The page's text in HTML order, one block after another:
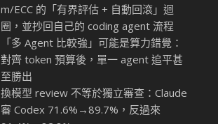
m/ECC 的「有界評估 + 自動回滾」迴
圈，並抄回自己的 coding agent 流程
「多 Agent 比較強」可能是算力錯覺：
對齊 token 預算後，單一 agent 追平甚
至勝出
換模型 review 不等於獨立審查：Claude
審 Codex 71.6%→89.7%，反過來